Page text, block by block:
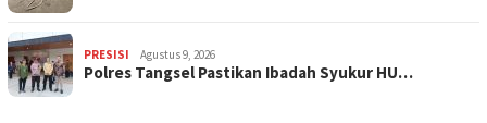
PRESISI Agustus 9, 2026
Polres Tangsel Pastikan Ibadah Syukur HU…